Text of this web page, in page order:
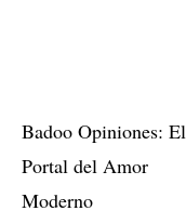
Badoo Opiniones: El
Portal del Amor
Moderno